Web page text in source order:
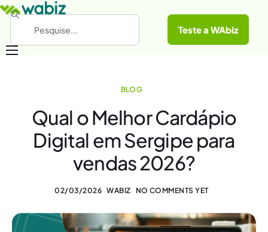
Materiais Gratuitos
Teste a WAbiz
BLOG
Qual o Melhor Cardápio
Digital em Sergipe para
vendas 2026?
02/03/2026 WABIZ NO COMMENTS YET